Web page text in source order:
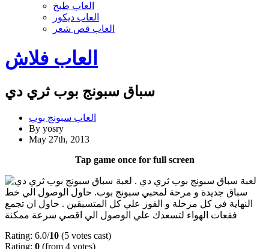
العاب طبخ
العاب ديكور
العاب قص شعر
العاب فلاش
سباق سبونج بوب ثري دي
العاب سبونج بوب
By yosry
May 27th, 2013
Tap game once for full screen
لعبة سباق سبونج بوب ثري دي . لعبة
سباق جديدة و مرحة لمحبي سبونج بوب. حاول الوصول الي خط
النهاية في كل مرحلة و الفوز علي كل المتسبقين . حاول ان تجمع
فقعات الهواء لتسعدك علي الوصول الي اقصي سرعة ممكنة
Rating: 6.0/10 (5 votes cast)
Rating: 0 (from 4 votes)